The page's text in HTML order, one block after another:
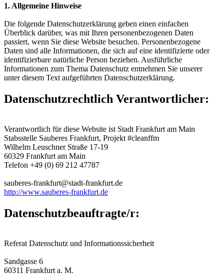
1. Allgemeine Hinweise
Die folgende Datenschutzerklärung geben einen einfachen
Überblick darüber, was mit Ihren personenbezogenen Daten
passiert, wenn Sie diese Website besuchen. Personenbezogene
Daten sind alle Informationen, die sich auf eine identifizierte oder
identifizierbare natürliche Person beziehen. Ausführliche
Informationen zum Thema Datenschutz entnehmen Sie unserer
unter diesem Text aufgeführten Datenschutzerklärung.
Datenschutzrechtlich Verantwortlicher:
Verantwortlich für diese Website ist Stadt Frankfurt am Main
Stabsstelle Sauberes Frankfurt, Projekt #cleanffm
Wilhelm Leuschner Straße 17-19
60329 Frankfurt am Main
Telefon +49 (0) 69 212 47787
sauberes-frankfurt@stadt-frankfurt.de
http://www.sauberes-frankfurt.de
Datenschutzbeauftragte/r:
Referat Datenschutz und Informationssicherheit
Sandgasse 6
60311 Frankfurt a. M.